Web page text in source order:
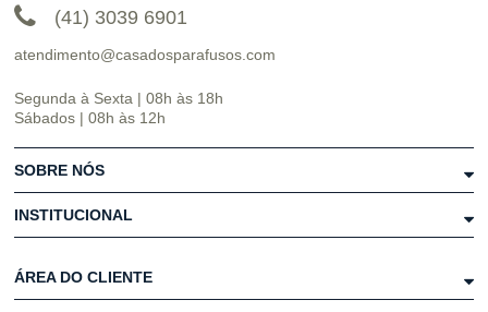
(41) 3039 6901
atendimento@casadosparafusos.com
Segunda à Sexta | 08h às 18h
Sábados | 08h às 12h
SOBRE NÓS
INSTITUCIONAL
ÁREA DO CLIENTE